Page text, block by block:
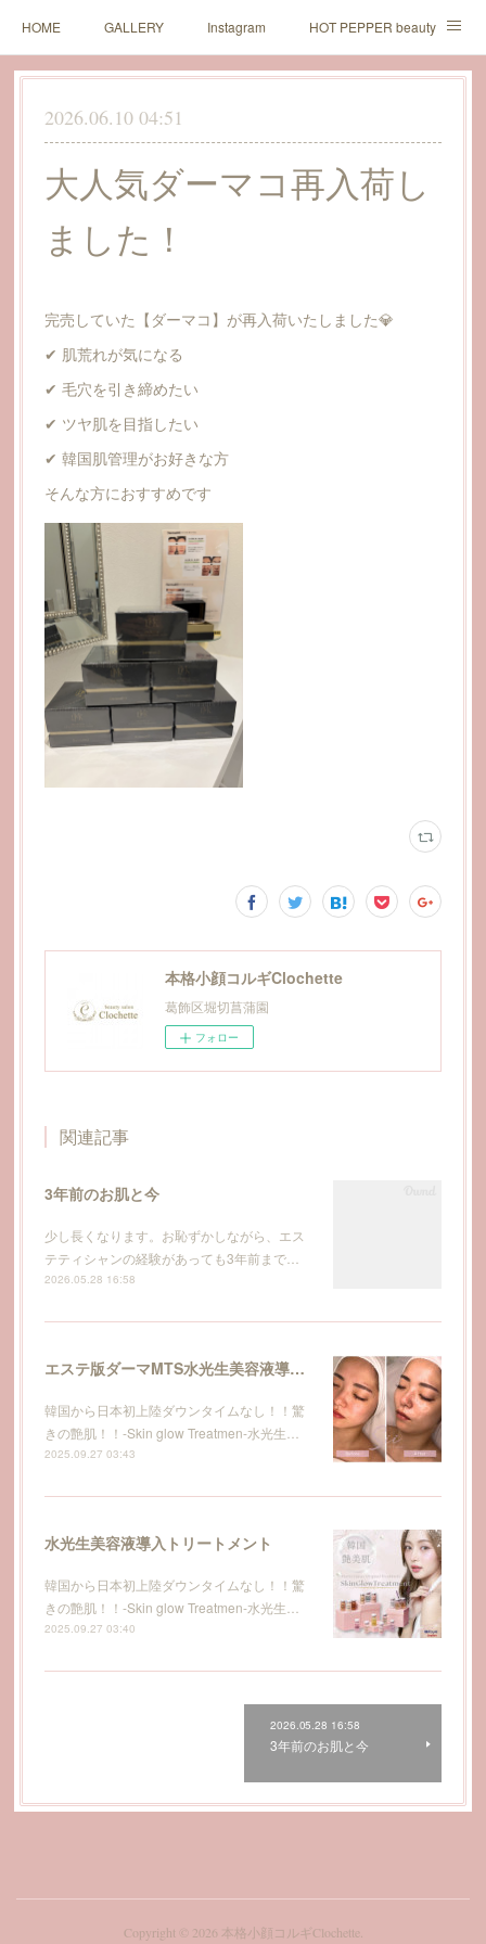
HOME GALLERY Instagram HOT PEPPER beauty
LINE予約
2026.06.10 04:51
大人気ダーマコ再入荷し
ました！
完売していた【ダーマコ】が再入荷いたしました💎
✔ 肌荒れが気になる
✔ 毛穴を引き締めたい
✔ ツヤ肌を目指したい
✔ 韓国肌管理がお好きな方
そんな方におすすめです
本格小顔コルギClochette
葛飾区堀切菖蒲園
フォロー
関連記事
3年前のお肌と今
少し長くなります。お恥ずかしながら、エス
テティシャンの経験があっても3年前まで…
2026.05.28 16:58
エステ版ダーマMTS水光生美容液導入トリートメント
韓国から日本初上陸ダウンタイムなし！！驚
きの艶肌！！-Skin glow Treatmen-水光生…
2025.09.27 03:43
水光生美容液導入トリートメント
韓国から日本初上陸ダウンタイムなし！！驚
きの艶肌！！-Skin glow Treatmen-水光生…
2025.09.27 03:40
2026.05.28 16:58
3年前のお肌と今
Copyright © 2026 本格小顔コルギClochette.